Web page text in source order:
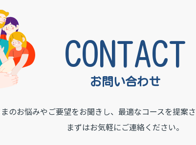
お問い合わせ
CONTACT
のお悩みやご要望をお聞きし、 最適なコースを提案
まずはお気軽にご連絡ください。